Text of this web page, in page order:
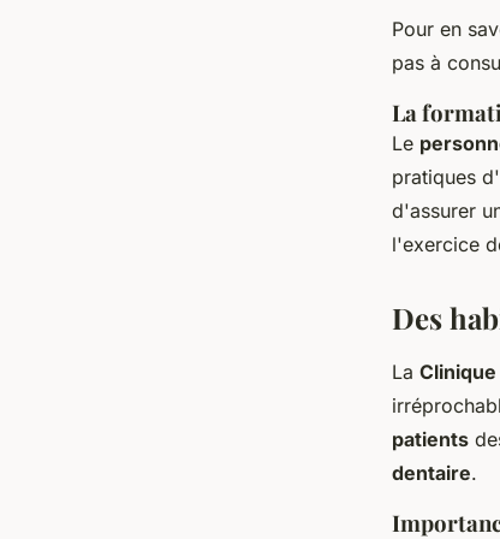
Pour en
pas à
La
Le
pratiques d'
d'assurer
l'exercice
Des
La
patients
dentaire.